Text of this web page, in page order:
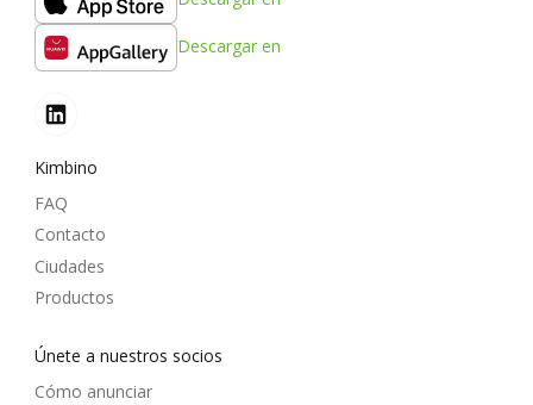
Descargar en
Kimbino
FAQ
Contacto
Ciudades
Productos
Únete a nuestros socios
Cómo anunciar